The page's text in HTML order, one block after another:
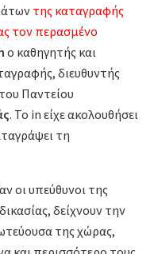
της καταγραφής
τον περασμένο
ο καθηγητής και
διευθυντής
Παντείου
. Το in είχε ακολουθήσει
τη
οι υπεύθυνοι της
δείχνουν την
της χώρας,